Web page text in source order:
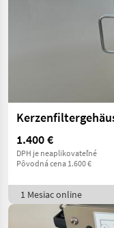
1.400 €
DPH je neaplikovateľné
Pôvodná cena 1.600 €
1 Mesiac online